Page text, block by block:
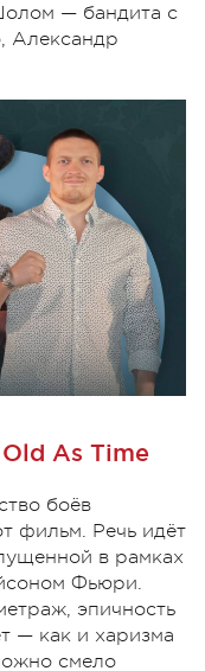
— бандита с
Александр
As Time
боёв
фильм. Речь идёт
в рамках
Фьюри.
эпичность
— как и харизма
смело